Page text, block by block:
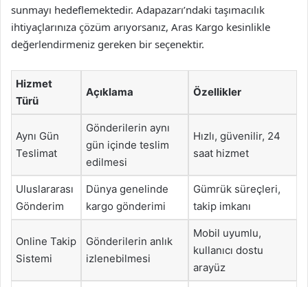
sunmayı hedeflemektedir. Adapazarı’ndaki taşımacılık
ihtiyaçlarınıza çözüm arıyorsanız, Aras Kargo kesinlikle
değerlendirmeniz gereken bir seçenektir.
Hizmet
Türü
Açıklama Özellikler
Aynı Gün
Teslimat
Gönderilerin aynı
gün içinde teslim
edilmesi
Hızlı, güvenilir, 24
saat hizmet
Uluslararası
Gönderim
Dünya genelinde
kargo gönderimi
Gümrük süreçleri,
takip imkanı
Online Takip
Sistemi
Gönderilerin anlık
izlenebilmesi
Mobil uyumlu,
kullanıcı dostu
arayüz